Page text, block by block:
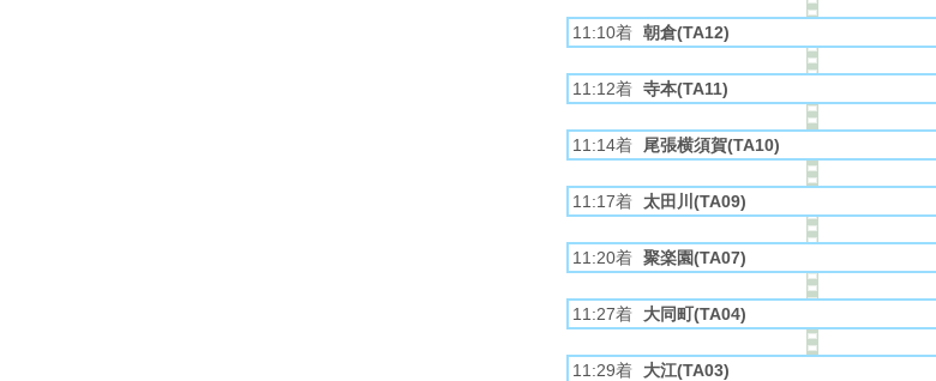
11:10着 朝倉(TA12)
11:12着 寺本(TA11)
11:14着 尾張横須賀(TA10)
11:17着 太田川(TA09)
11:20着 聚楽園(TA07)
11:27着 大同町(TA04)
11:29着 大江(TA03)